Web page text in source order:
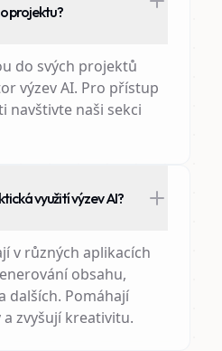
projektu?
do svých projektů
výzev AI. Pro přístup
navštivte naši sekci
využití výzev AI?
v různých aplikacích
obsahu,
dalších. Pomáhají
zvyšují kreativitu.